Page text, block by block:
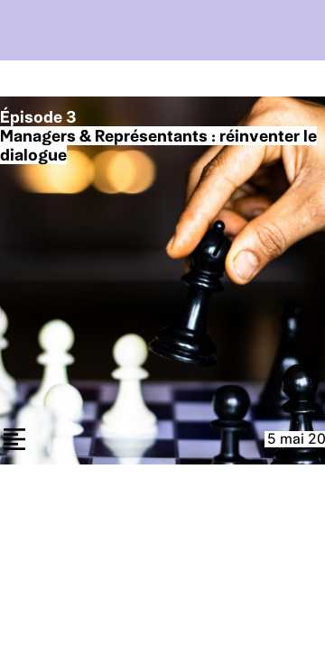
Épisode 3
Managers & Représentants : réinventer le
dialogue
5 mai